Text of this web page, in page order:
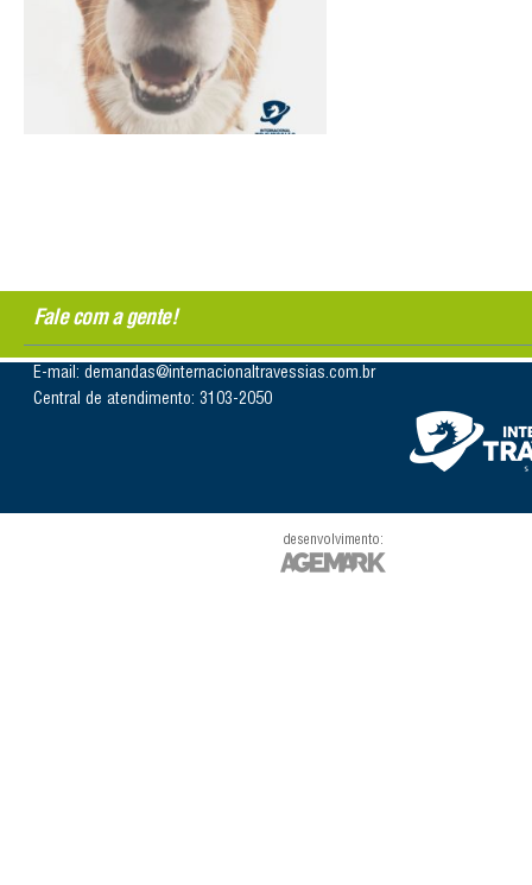
Fale com a gente!
E-mail: demandas@internacionaltravessias.com.br
Central de atendimento: 3103-2050
desenvolvimento: